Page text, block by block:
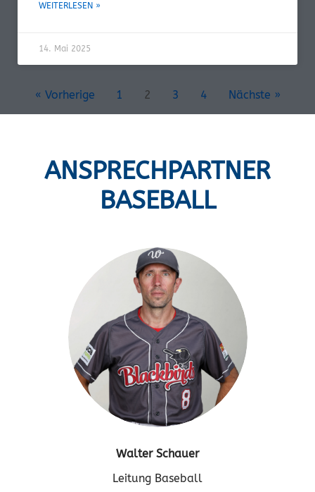
WEITERLESEN »
14. Mai 2025
« Vorherige 1 2 3 4 Nächste »
ANSPRECHPARTNER
BASEBALL
Walter Schauer
Leitung Baseball